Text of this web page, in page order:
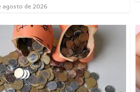
agosto de 2026